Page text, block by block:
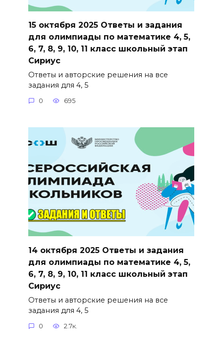
15 октября 2025 Ответы и задания
для олимпиады по математике 4, 5,
6, 7, 8, 9, 10, 11 класс школьный этап
Сириус
Ответы и авторские решения на все
задания для 4, 5
0 695
14 октября 2025 Ответы и задания
для олимпиады по математике 4, 5,
6, 7, 8, 9, 10, 11 класс школьный этап
Сириус
Ответы и авторские решения на все
задания для 4, 5
0 2.7к.